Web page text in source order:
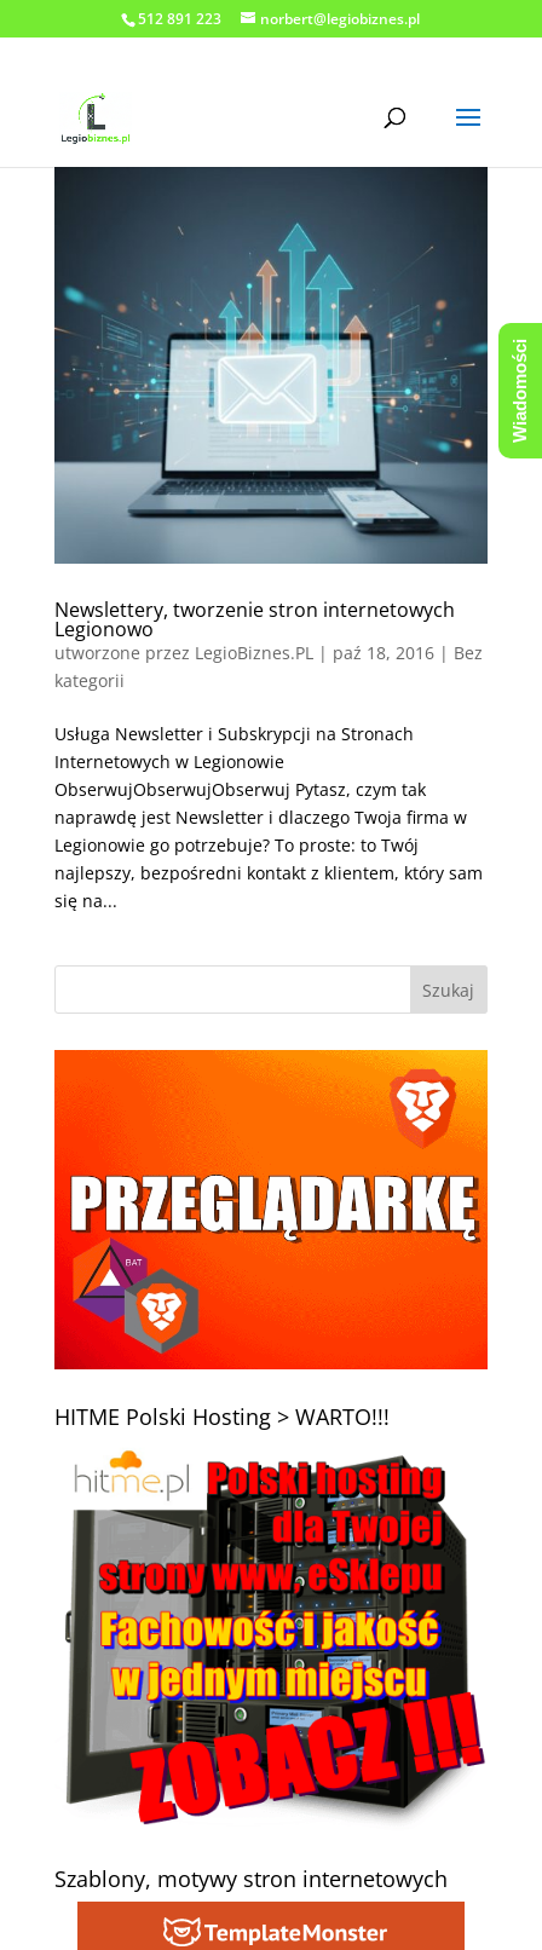
512 891 223 norbert@legiobiznes.pl
Newslettery, tworzenie stron internetowych
Legionowo
utworzone przez LegioBiznes.PL | paź 18, 2016| Bez
kategorii
Usługa Newsletter i Subskrypcji na Stronach
Internetowych w Legionowie
ObserwujObserwujObserwuj Pytasz, czym tak
naprawdę jest Newsletter i dlaczego Twoja firma w
Legionowie go potrzebuje? To proste: to Twój
najlepszy, bezpośredni kontakt z klientem, który sam
się na...
HITME Polski Hosting > WARTO!!!
Szablony, motywy stron internetowych
Wiadomości